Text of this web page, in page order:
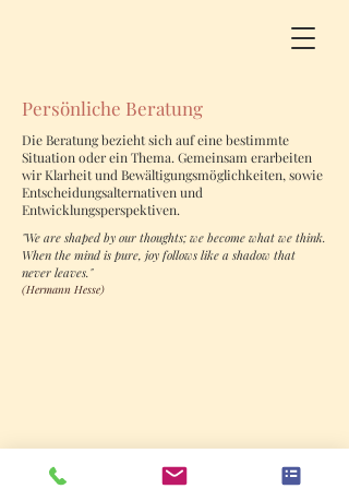
Persönliche Beratung
Die Beratung bezieht sich auf eine bestimmte
Situation oder ein Thema. Gemeinsam erarbeiten
wir Klarheit und Bewältigungsmöglichkeiten, sowie
Entscheidungsalternativen und
Entwicklungsperspektiven.
"We are shaped by our thoughts; we become what we think.
When the mind is pure, joy follows like a shadow that
never leaves."
(Hermann Hesse)